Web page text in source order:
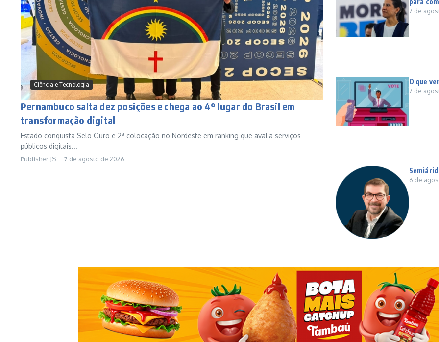
Ciência e Tecnologia
Pernambuco salta dez posições e chega ao 4º lugar do Brasil em
transformação digital
Estado conquista Selo Ouro e 2ª colocação no Nordeste em ranking que avalia serviços
públicos digitais...
Publisher JS 7 de agosto de 2026
para
7 de
O que
7 de
6 de